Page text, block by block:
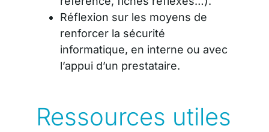
Réflexion sur les moyens de
renforcer la sécurité
informatique, en interne ou avec
l’appui d’un prestataire.
Ressources utiles